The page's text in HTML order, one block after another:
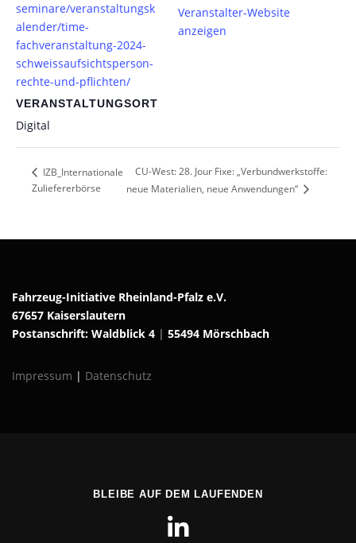
seminare/veranstaltungsk
alender/time-
fachveranstaltung-2024-
schweissaufsichtsperson-
rechte-und-pflichten/
VERANSTALTUNGSORT
Digital
Veranstalter-Website
anzeigen
IZB_Internationale
Zuliefererbörse
CU-West: 28. Jour Fixe: „Verbundwerkstoffe:
neue Materialien, neue Anwendungen“
Fahrzeug-Initiative Rheinland-Pfalz e.V.
67657 Kaiserslautern
Postanschrift: Waldblick 4 | 55494 Mörschbach
Impressum | Datenschutz
BLEIBE AUF DEM LAUFENDEN